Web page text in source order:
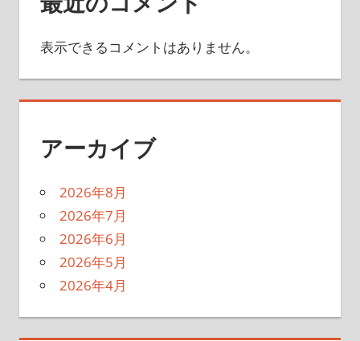
表示できるコメントはありません。
アーカイブ
2026年8月
2026年7月
2026年6月
2026年5月
2026年4月